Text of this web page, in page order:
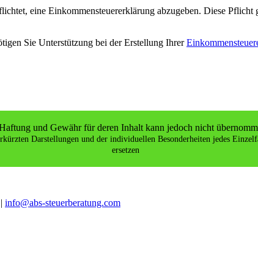
eine Einkommensteuererklärung abzugeben. Diese
Sie Unterstützung bei der Erstellung Ihrer
und Gewähr für deren Inhalt kann jedoch nicht
Darstellungen und der individuellen Besonderheiten jedes
ersetzen
info@abs-steuerberatung.com